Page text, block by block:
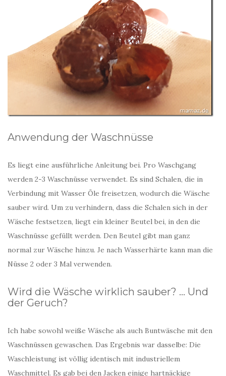
Anwendung der Waschnüsse
Es liegt eine ausführliche Anleitung bei. Pro Waschgang
werden 2-3 Waschnüsse verwendet. Es sind Schalen, die in
Verbindung mit Wasser Öle freisetzen, wodurch die Wäsche
sauber wird. Um zu verhindern, dass die Schalen sich in der
Wäsche festsetzen, liegt ein kleiner Beutel bei, in den die
Waschnüsse gefüllt werden. Den Beutel gibt man ganz
normal zur Wäsche hinzu. Je nach Wasserhärte kann man die
Nüsse 2 oder 3 Mal verwenden.
Wird die Wäsche wirklich sauber? … Und
der Geruch?
Ich habe sowohl weiße Wäsche als auch Buntwäsche mit den
Waschnüssen gewaschen. Das Ergebnis war dasselbe: Die
Waschleistung ist völlig identisch mit industriellem
Waschmittel. Es gab bei den Jacken einige hartnäckige